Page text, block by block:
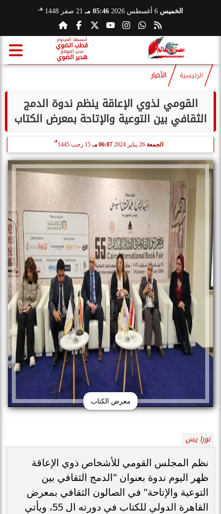
الخميس 05:46 مـ 21 صفر 1448 هـ
أسسها المرحوم
قطب الضوي
مدير الموقع
هدير الضوي
الرئيسية الأخبار
القومي لذوي الإعاقة ينظم ندوة الدمج
الثقافي بين التوعية والإتاحة بمعرض الكتاب
الجمعة 06:07 مـ 15 رجب 1445
هـ
معرض الكتاب
نورا يس
نظم المجلس القومي للأشخاص ذوي الإعاقة
ظهر اليوم ندوة بعنوان "الدمج الثقافي بين
التوعية والإتاحة" في الصالون الثقافي بمعرض
القاهرة الدولي للكتاب في دورته ال 55، ويأتي